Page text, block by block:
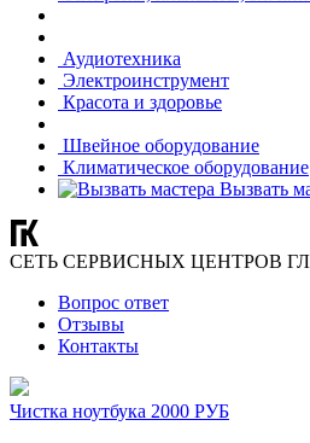
Аудиотехника
Электроинструмент
Красота и здоровье
Швейное оборудование
Климатическое оборудование
Вызвать
СЕТЬ СЕРВИСНЫХ ЦЕНТРОВ
Вопрос ответ
Отзывы
Контакты
Чистка ноутбука 2000 РУБ